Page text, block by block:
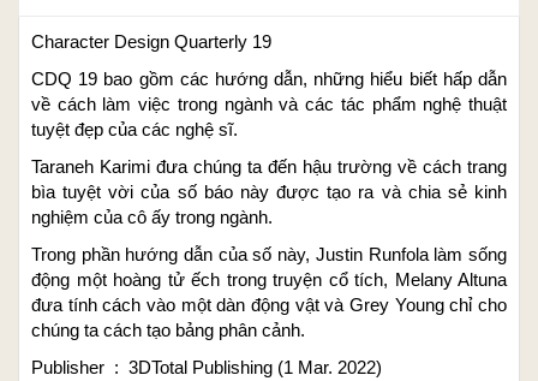
Character Design Quarterly 19
CDQ 19 bao gồm các hướng dẫn, những hiểu biết hấp dẫn
về cách làm việc trong ngành và các tác phẩm nghệ thuật
tuyệt đẹp của các nghệ sĩ.
Taraneh Karimi đưa chúng ta đến hậu trường về cách trang
bìa tuyệt vời của số báo này được tạo ra và chia sẻ kinh
nghiệm của cô ấy trong ngành.
Trong phần hướng dẫn của số này, Justin Runfola làm sống
động một hoàng tử ếch trong truyện cổ tích, Melany Altuna
đưa tính cách vào một dàn động vật và Grey Young chỉ cho
chúng ta cách tạo bảng phân cảnh.
Publisher ‏ : ‎ 3DTotal Publishing (1 Mar. 2022)